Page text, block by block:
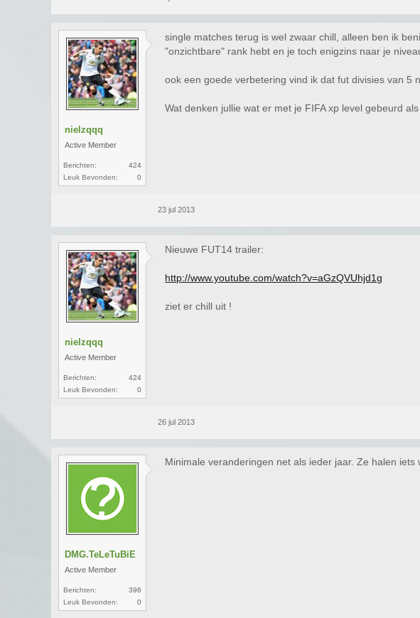
nielzqqq
Active Member
Berichten:
424
Leuk Bevonden:
0
single matches terug is wel zwaar chill, alleen ben ik
"onzichtbare" rank hebt en je toch enigzins naar je
ook een goede verbetering vind ik dat fut divisies van 5
Wat denken jullie wat er met je FIFA xp level gebeurd
23 jul 2013
nielzqqq
Active Member
Berichten:
424
Leuk Bevonden:
0
Nieuwe FUT14 trailer:
http://www.youtube.com/watch?v=aGzQVUhjd1g
ziet er chill uit !
26 jul 2013
DMG.TeLeTuBiE
Active Member
Berichten:
396
Leuk Bevonden:
0
Minimale veranderingen net als ieder jaar. Ze halen